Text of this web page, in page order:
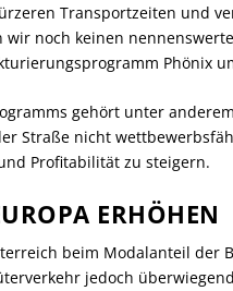
Transportzeiten und
wir noch keinen
Phönix
gehört unter
Straße nicht
Profitabilität zu steigern.
ERHÖHEN
beim Modalanteil der
jedoch